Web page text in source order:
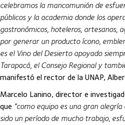
celebramos la mancomunión de
públicos y la academia donde los
gastronómicos, hoteleros, artesanos,
por generar un producto ícono,
es el Vino del Desierto apoyado
Tarapacá, el Consejo Regional y
manifestó el rector de la UNAP,
Marcelo Lanino, director e
que “como equipo es una gran
sido un período de mucho trabajo,